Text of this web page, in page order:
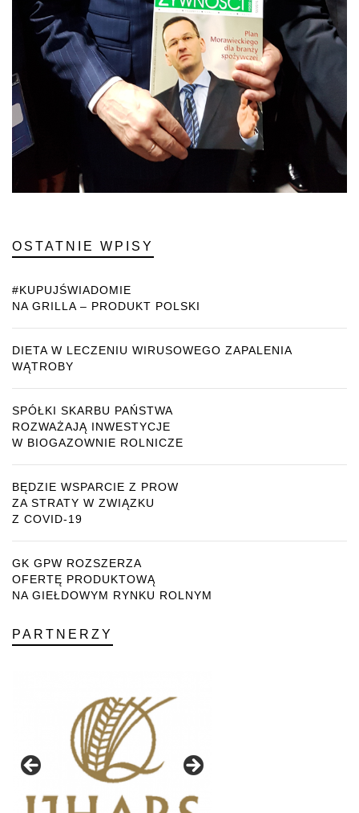
OSTATNIE WPISY
#KUPUJŚWIADOMIE
NA GRILLA – PRODUKT POLSKI
DIETA W LECZENIU WIRUSOWEGO ZAPALENIA
WĄTROBY
SPÓŁKI SKARBU PAŃSTWA
ROZWAŻAJĄ INWESTYCJE
W BIOGAZOWNIE ROLNICZE
BĘDZIE WSPARCIE Z PROW
ZA STRATY W ZWIĄZKU
Z COVID-19
GK GPW ROZSZERZA
OFERTĘ PRODUKTOWĄ
NA GIEŁDOWYM RYNKU ROLNYM
PARTNERZY